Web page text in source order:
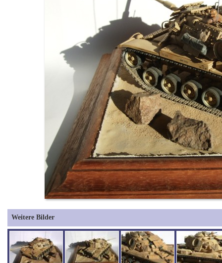
Weitere Bilder